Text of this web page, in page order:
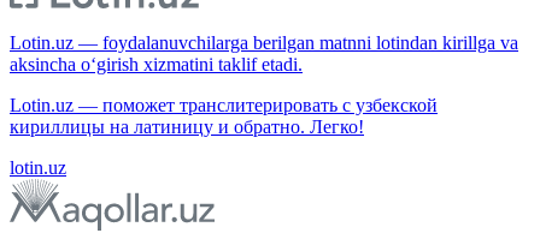
Lotin.uz — foydalanuvchilarga berilgan matnni lotindan kirillga va
aksincha o‘girish xizmatini taklif etadi.
Lotin.uz — поможет транслитерировать с узбекской
кириллицы на латиницу и обратно. Легко!
lotin.uz